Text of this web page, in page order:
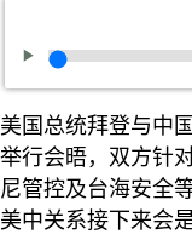
美国总统拜登与中
举行会晤，双方针
尼管控及台海安全
美中关系接下来会